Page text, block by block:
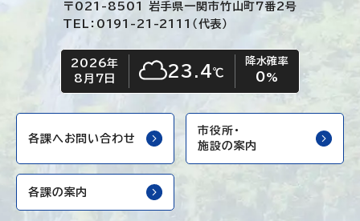
〒021-8501 岩手県一関市竹山町7番2号
TEL：0191-21-2111（代表）
今日の日付
2026年
8月7日
今日の天気
くもり23.4℃
降水確率
0%
各課へお問い合わせ
市役所・
施設の案内
各課の案内